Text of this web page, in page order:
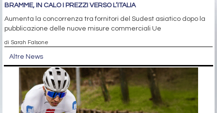
BRAMME, IN CALO I PREZZI VERSO L’ITALIA
Aumenta la concorrenza tra fornitori del Sudest asiatico dopo la
pubblicazione delle nuove misure commerciali Ue
di Sarah Falsone
Altre News